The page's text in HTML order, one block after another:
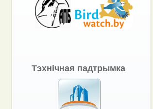
Тэхнічная падтрымка